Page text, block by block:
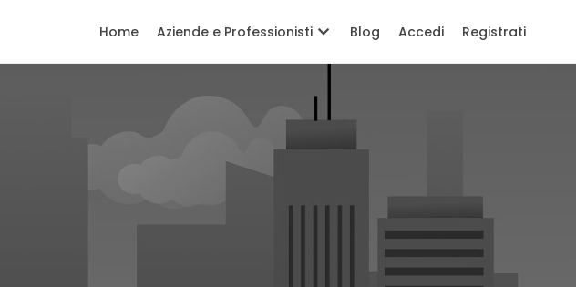
Home Aziende e Professionisti Blog Accedi Registrati